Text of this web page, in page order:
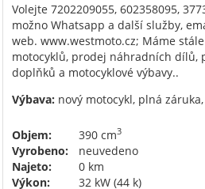
Volejte 7202209055, 602358095,
možno Whatsapp a další služby,
web. www.westmoto.cz; Máme
motocyklů, prodej náhradních dílů,
doplňků a motocyklové výbavy..
Výbava: nový motocykl, plná
Objem: 390 cm3
Vyrobeno:
neuvedeno
Najeto:
0 km
Výkon:
32 kW (44 k)